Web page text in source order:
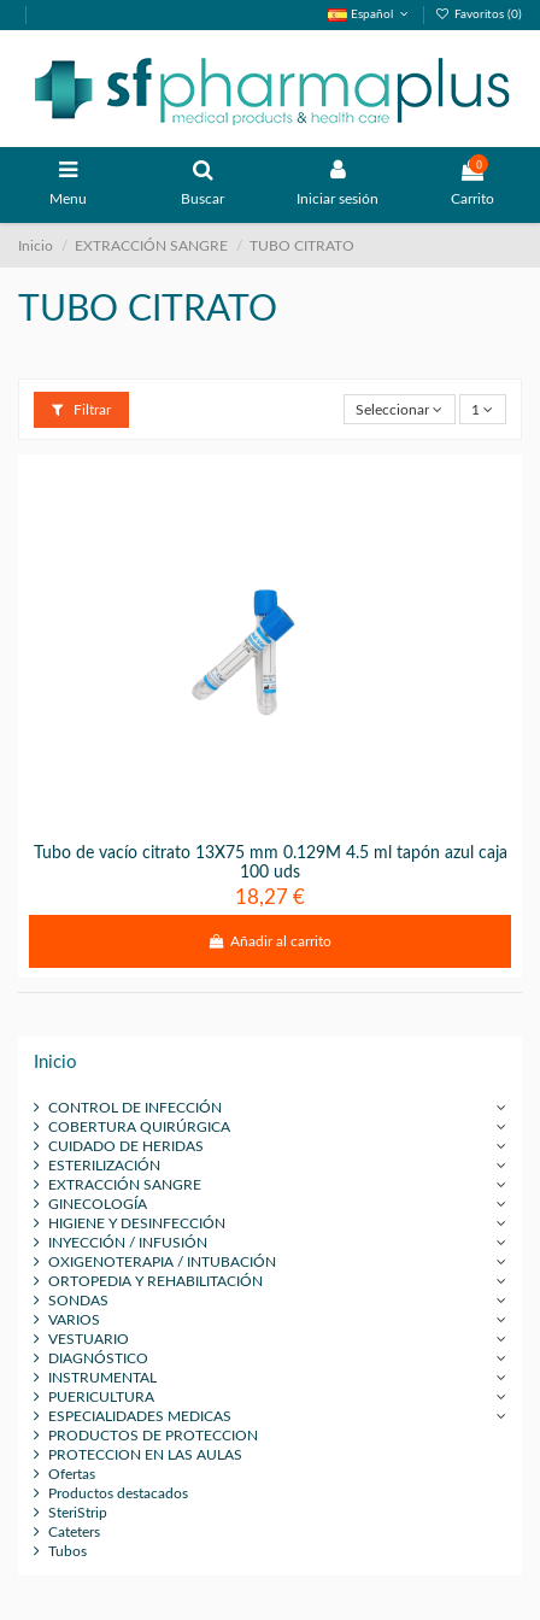
Español Favoritos (0)
Menu Buscar Iniciar sesión
0
Carrito
Inicio EXTRACCIÓN SANGRE TUBO CITRATO
TUBO CITRATO
Filtrar Seleccionar 1
Tubo de vacío citrato 13X75 mm 0.129M 4.5 ml tapón azul caja
100 uds
18,27 €
Añadir al carrito
Inicio
CONTROL DE INFECCIÓN
COBERTURA QUIRÚRGICA
CUIDADO DE HERIDAS
ESTERILIZACIÓN
EXTRACCIÓN SANGRE
GINECOLOGÍA
HIGIENE Y DESINFECCIÓN
INYECCIÓN / INFUSIÓN
OXIGENOTERAPIA / INTUBACIÓN
ORTOPEDIA Y REHABILITACIÓN
SONDAS
VARIOS
VESTUARIO
DIAGNÓSTICO
INSTRUMENTAL
PUERICULTURA
ESPECIALIDADES MEDICAS
PRODUCTOS DE PROTECCION
PROTECCION EN LAS AULAS
Ofertas
Productos destacados
SteriStrip
Cateters
Tubos